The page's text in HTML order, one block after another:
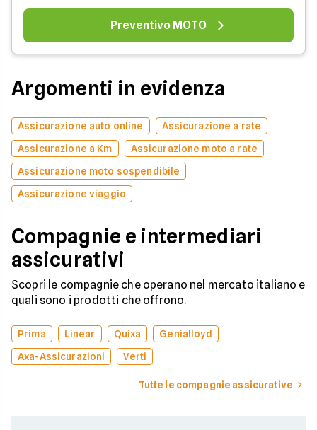
Preventivo MOTO
Argomenti in evidenza
Assicurazione auto online
Assicurazione a rate
Assicurazione a Km
Assicurazione moto a rate
Assicurazione moto sospendibile
Assicurazione viaggio
Compagnie e intermediari
assicurativi
Scopri le compagnie che operano nel mercato italiano e
quali sono i prodotti che offrono.
Prima Linear Quixa
Genialloyd
Axa-Assicurazioni
Verti
Tutte le compagnie assicurative